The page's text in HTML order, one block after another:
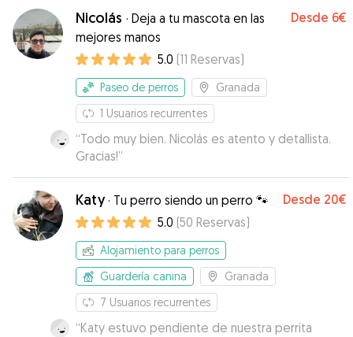
acondicionado para que estuviesen agusto y a
Bimba le echó pollo mezclado con el pienso
porque era su primera noche fuera de casa y no
quería comer. Ni un pero que poner.
Nicolás · Deja a tu mascota en las
mejores manos
Desde 6€
5.0 (11 Reservas)
Paseo de perros
Granada
1 Usuarios recurrentes
“Todo muy bien. Nicolás es atento y detallista.
Gracias!”
Katy· Tu perro siendo un perro 🐾 Desde 20€
5.0 (50 Reservas)
Alojamiento para perros
Guardería canina
Granada
7 Usuarios recurrentes
“Katy estuvo pendiente de nuestra perrita